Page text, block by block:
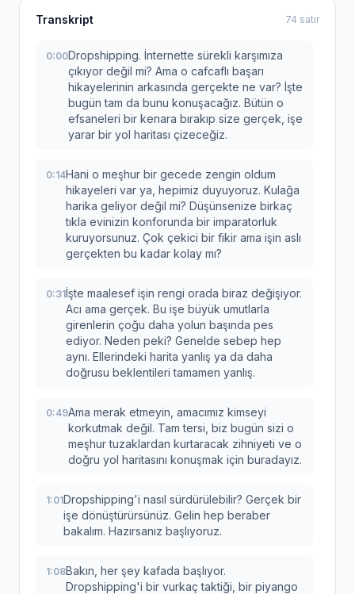
Transkript 74 satır
0:00Dropshipping. İnternette sürekli karşımıza
çıkıyor değil mi? Ama o cafcaflı başarı
hikayelerinin arkasında gerçekte ne var? İşte
bugün tam da bunu konuşacağız. Bütün o
efsaneleri bir kenara bırakıp size gerçek, işe
yarar bir yol haritası çizeceğiz.
0:14Hani o meşhur bir gecede zengin oldum
hikayeleri var ya, hepimiz duyuyoruz. Kulağa
harika geliyor değil mi? Düşünsenize birkaç
tıkla evinizin konforunda bir imparatorluk
kuruyorsunuz. Çok çekici bir fikir ama işin aslı
gerçekten bu kadar kolay mı?
0:31İşte maalesef işin rengi orada biraz değişiyor.
Acı ama gerçek. Bu işe büyük umutlarla
girenlerin çoğu daha yolun başında pes
ediyor. Neden peki? Genelde sebep hep
aynı. Ellerindeki harita yanlış ya da daha
doğrusu beklentileri tamamen yanlış.
0:49Ama merak etmeyin, amacımız kimseyi
korkutmak değil. Tam tersi, biz bugün sizi o
meşhur tuzaklardan kurtaracak zihniyeti ve o
doğru yol haritasını konuşmak için buradayız.
1:01Dropshipping'i nasıl sürdürülebilir? Gerçek bir
işe dönüştürürsünüz. Gelin hep beraber
bakalım. Hazırsanız başlıyoruz.
1:08Bakın, her şey kafada başlıyor.
Dropshipping'i bir vurkaç taktiği, bir piyango